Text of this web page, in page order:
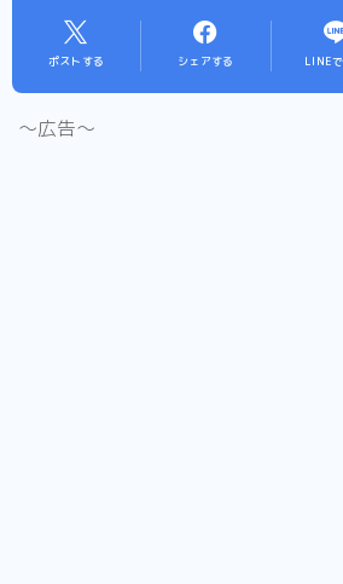
ポストする シェアする LINE
〜広告〜